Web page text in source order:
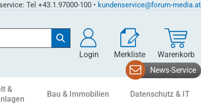
Tel +43.1.97000-100 • kundenservice@forum-media.at
Login Merkliste Warenkorb
News-Service
&
Bau & Immobilien Datenschutz & IT